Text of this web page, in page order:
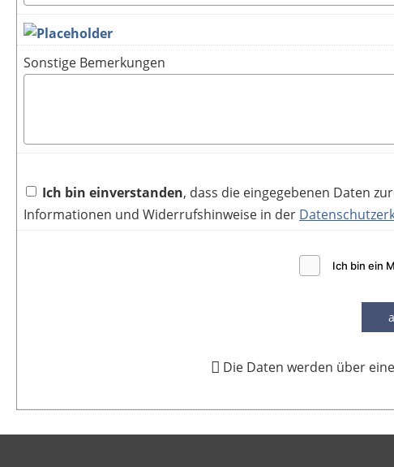
Sonstige Bemerkungen
Ich bin einverstanden, dass die eingegebenen Daten
Informationen und Widerrufshinweise in der
Die Daten werden über